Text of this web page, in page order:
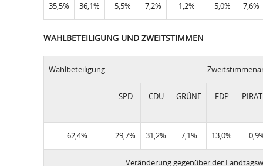
35,5% 36,1% 5,5% 7,2% 1,2% 5,0% 7,6%
WAHLBETEILIGUNG UND ZWEITSTIMMEN
Wahlbeteiligung
SPD CDU GRÜNE FDP
62,4% 29,7% 31,2% 7,1% 13,0%
Veränderung gegenüber der